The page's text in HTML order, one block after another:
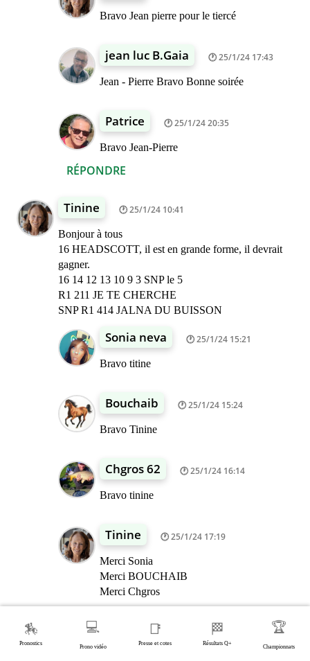
RÉPONDRE
Bravo Jean pierre pour le tiercé
jean luc B.Gaia 25/1/24 17:43
Jean - Pierre Bravo Bonne soirée
Patrice 25/1/24 20:35
Bravo Jean-Pierre
Tinine 25/1/24 10:41
Bonjour à tous
16 HEADSCOTT, il est en grande forme, il devrait
gagner.
16 14 12 13 10 9 3 SNP le 5
R1 211 JE TE CHERCHE
SNP R1 414 JALNA DU BUISSON
Sonia neva 25/1/24 15:21
Bravo titine
Bouchaib 25/1/24 15:24
Bravo Tinine
Chgros 62 25/1/24 16:14
Bravo tinine
Tinine 25/1/24 17:19
Merci Sonia
Merci BOUCHAIB
Merci Chgros
jean luc B.Gaia 25/1/24 17:43
🏇
Pronostics
💻
Prono vidéo
📑
Presse et cotes
🏁
Résultats Q+
🏆
Championnats